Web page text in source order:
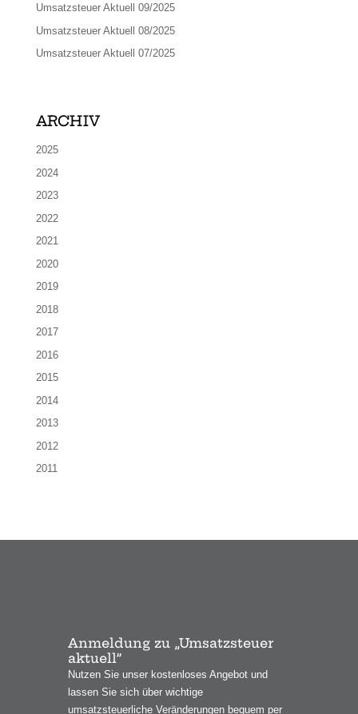
Umsatzsteuer Aktuell 09/2025
Umsatzsteuer Aktuell 08/2025
Umsatzsteuer Aktuell 07/2025
ARCHIV
2025
2024
2023
2022
2021
2020
2019
2018
2017
2016
2015
2014
2013
2012
2011
Anmeldung zu „Umsatzsteuer
aktuell”
Nutzen Sie unser kostenloses Angebot und
lassen Sie sich über wichtige
umsatzsteuerliche Veränderungen bequem per